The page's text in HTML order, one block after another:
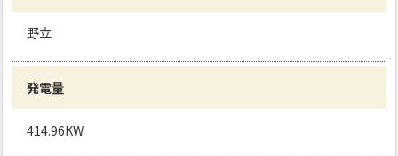
野立
発電量
414.96KW